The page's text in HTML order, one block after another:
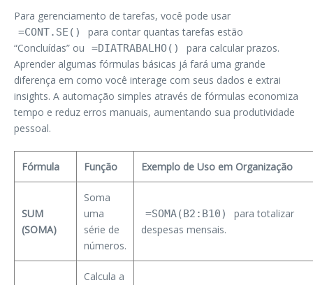
Para gerenciamento de tarefas, você pode usar
=CONT.SE()
para contar quantas tarefas estão
“Concluídas” ou
=DIATRABALHO()
para calcular prazos.
Aprender algumas fórmulas básicas já fará uma grande
diferença em como você interage com seus dados e extrai
insights. A automação simples através de fórmulas economiza
tempo e reduz erros manuais, aumentando sua produtividade
pessoal.
Fórmula Função Exemplo de Uso em Organização
SUM
(SOMA)
Soma
uma
série de
números.
=SOMA(B2:B10)
para totalizar
despesas mensais.
Calcula a